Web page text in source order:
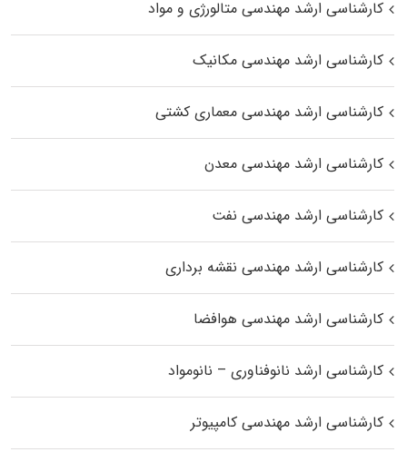
کارشناسی ارشد مهندسی متالورژی و مواد
کارشناسی ارشد مهندسی مکانیک
کارشناسی ارشد مهندسی معماری کشتی
کارشناسی ارشد مهندسی معدن
کارشناسی ارشد مهندسی نفت
کارشناسی ارشد مهندسی نقشه برداری
کارشناسی ارشد مهندسی هوافضا
کارشناسی ارشد نانوفناوری – نانومواد
کارشناسی ارشد مهندسی کامپیوتر